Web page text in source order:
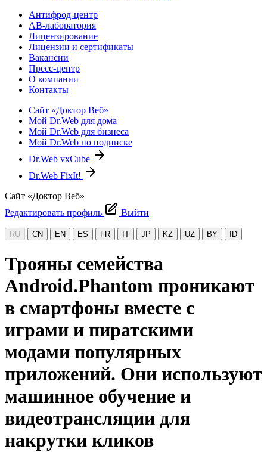
Антифрод-центр
АВ-лаборатория
Лицензирование
Лицензии и сертификаты
Вакансии
Пресс-центр
О компании
Контакты
Сайт «Доктор Веб»
Мой Dr.Web для дома
Мой Dr.Web для бизнеса
Мой Dr.Web по подписке
Dr.Web vxCube
Dr.Web FixIt!
Сайт «Доктор Веб»
Редактировать профиль
Выйти
RU CN EN ES FR IT JP KZ UZ BY ID
Трояны семейства
Android.Phantom проникают
в смартфоны вместе с
играми и пиратскими
модами популярных
приложений. Они используют
машинное обучение и
видеотрансляции для
накрутки кликов